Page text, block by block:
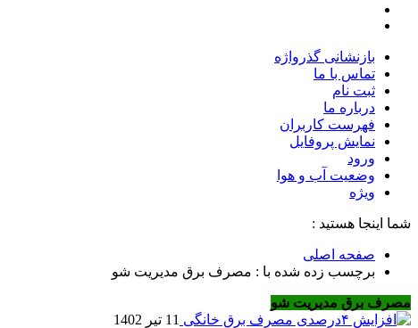
بازنشانی گذرواژه
تماس با ما
ثبت نام
درباره ما
فهرست کاربران
نمایش پروفایل
ورود
وضعیت آب و هوا
ویژه
شما اینجا هستید :
صفحه اصلی
برچسب زده شده با : مصرف برق مدیریت شو
مصرف برق مدیریت شو
11 تیر 1402